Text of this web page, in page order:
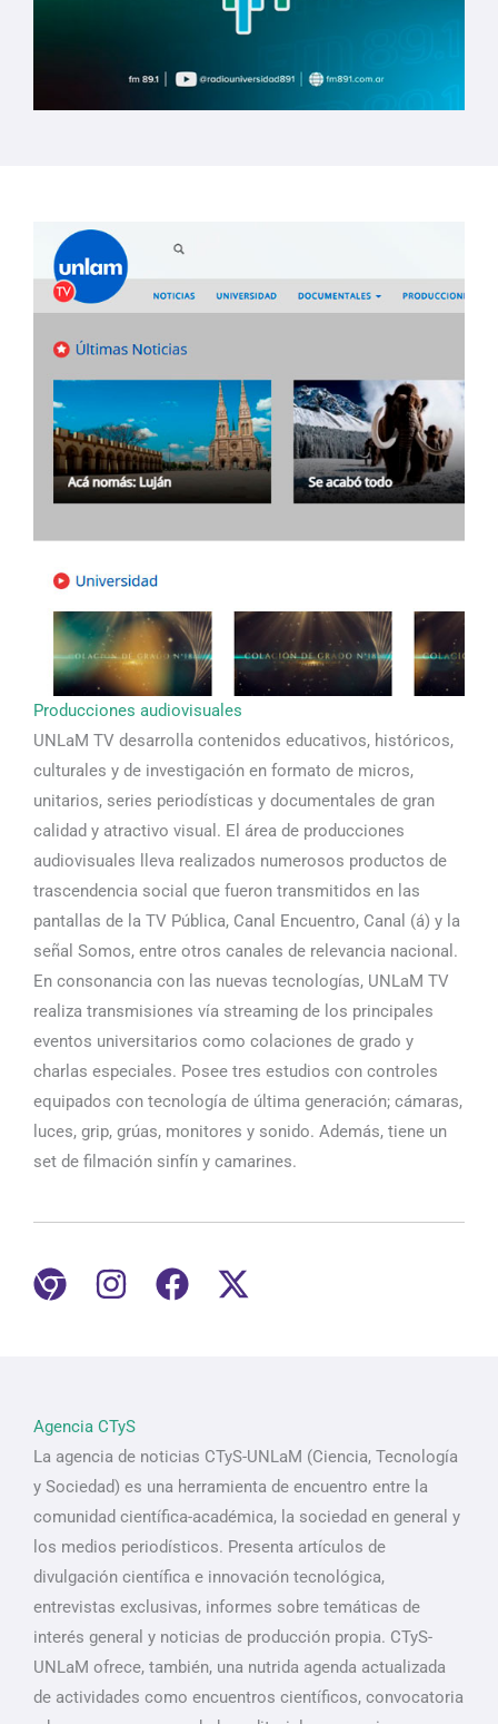
Producciones audiovisuales
UNLaM TV desarrolla contenidos educativos, históricos,
culturales y de investigación en formato de micros,
unitarios, series periodísticas y documentales de gran
calidad y atractivo visual. El área de producciones
audiovisuales lleva realizados numerosos productos de
trascendencia social que fueron transmitidos en las
pantallas de la TV Pública, Canal Encuentro, Canal (á) y la
señal Somos, entre otros canales de relevancia nacional.
En consonancia con las nuevas tecnologías, UNLaM TV
realiza transmisiones vía streaming de los principales
eventos universitarios como colaciones de grado y
charlas especiales. Posee tres estudios con controles
equipados con tecnología de última generación; cámaras,
luces, grip, grúas, monitores y sonido. Además, tiene un
set de filmación sinfín y camarines.
Agencia CTyS
La agencia de noticias CTyS-UNLaM (Ciencia, Tecnología
y Sociedad) es una herramienta de encuentro entre la
comunidad científica-académica, la sociedad en general y
los medios periodísticos. Presenta artículos de
divulgación científica e innovación tecnológica,
entrevistas exclusivas, informes sobre temáticas de
interés general y noticias de producción propia. CTyS-
UNLaM ofrece, también, una nutrida agenda actualizada
de actividades como encuentros científicos, convocatoria